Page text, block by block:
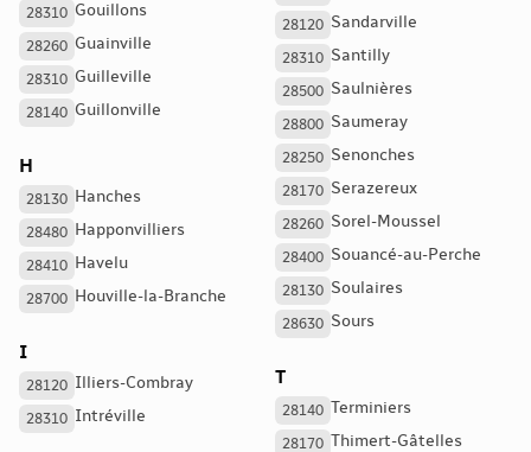
28310 Gouillons
28260 Guainville
28310 Guilleville
28140 Guillonville
H
28130 Hanches
28480 Happonvilliers
28410 Havelu
28700 Houville-la-Branche
I
28120 Illiers-Combray
28310 Intréville
28120 Sandarville
28310 Santilly
28500 Saulnières
28800 Saumeray
28250 Senonches
28170 Serazereux
28260 Sorel-Moussel
28400 Souancé-au-Perche
28130 Soulaires
28630 Sours
T
28140 Terminiers
28170 Thimert-Gâtelles